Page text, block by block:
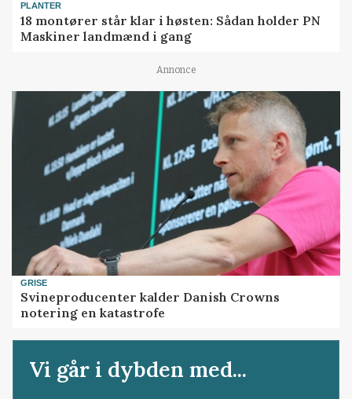
PLANTER
18 montører står klar i høsten: Sådan holder PN
Maskiner landmænd i gang
Annonce
GRISE
Svineproducenter kalder Danish Crowns
notering en katastrofe
Vi går i dybden med...